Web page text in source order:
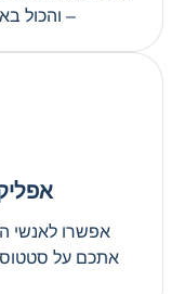
– והכול
אפשרו לאנשי
אתכם על סטטוס